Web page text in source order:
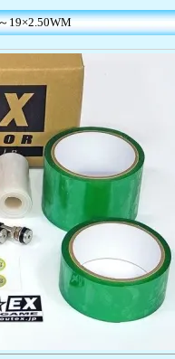
19×2.50WM